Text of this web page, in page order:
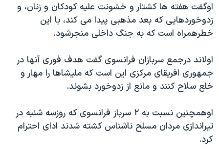
نرگس محمدی برنده جایزه نوبل صلح
همایش محافظه‌کاران آمریکا «سی‌پک»
سفر پرزیدنت ترامپ به چین
اوگفت هفته ها کشتار و خشونت علیه کودکان و زنان، و
زدوخوردهایی که بعد مذهبی پیدا می کند، با این
خطرهمراه است که به جنگ داخلی منجرشود.
اولاند درجمع سربازان فرانسوی گفت هدف فوری آنها در
جمهوری افریقای مرکزی این است که ملیشاها را مهار و
خلع سلاح کنند و مانع از زدوخورد بشوند.
اوهمچنین نسبت به ۲ سرباز فرانسوی که روزسه شنبه در
تیراندازی مردان مسلح ناشناس کشته شدند ادای احترام
کرد.